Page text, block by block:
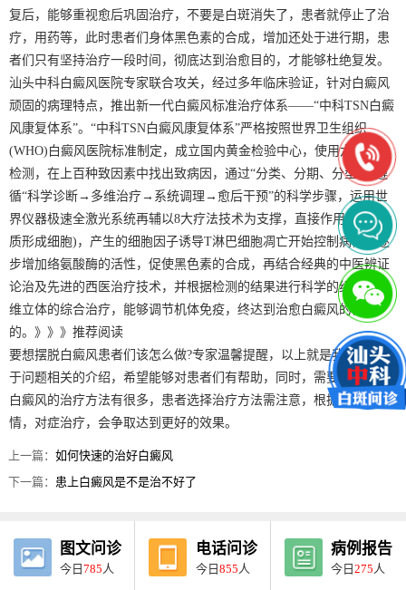
复后，能够重视愈后巩固治疗，不要是白斑消失了，患者就停止了治
疗，用药等，此时患者们身体黑色素的合成，增加还处于进行期，患
者们只有坚持治疗一段时间，彻底达到治愈目的，才能够杜绝复发。
汕头中科白癜风医院专家联合攻关，经过多年临床验证，针对白癜风
顽固的病理特点，推出新一代白癜风标准治疗体系——“中科TSN白癜
风康复体系”。“中科TSN白癜风康复体系”严格按照世界卫生组织
(WHO)白癜风医院标准制定，成立国内黄金检验中心，使用六大黄金
检测，在上百种致因素中找出致病因，通过“分类、分期、分型”，遵
循“科学诊断→多维治疗→系统调理→愈后干预”的科学步骤，运用世
界仪器极速全激光系统再辅以8大疗法技术为支撑，直接作用于KC(角
质形成细胞)，产生的细胞因子诱导T淋巴细胞凋亡开始控制病情，逐
步增加络氨酸酶的活性，促使黑色素的合成，再结合经典的中医辨证
论治及先进的西医治疗技术，并根据检测的结果进行科学的组合、多
维立体的综合治疗，能够调节机体免疫，终达到治愈白癜风的目
的。》》》推荐阅读
要想摆脱白癜风患者们该怎么做?专家温馨提醒，以上就是我院专家关
于问题相关的介绍，希望能够对患者们有帮助，同时，需要注意的是
白癜风的治疗方法有很多，患者选择治疗方法需注意，根据患者病
情，对症治疗，会争取达到更好的效果。
上一篇：如何快速的治好白癜风
下一篇： 患上白癜风是不是治不好了
图文问诊
今日785 人
电话问诊
今日855 人
病例报告
今日275 人